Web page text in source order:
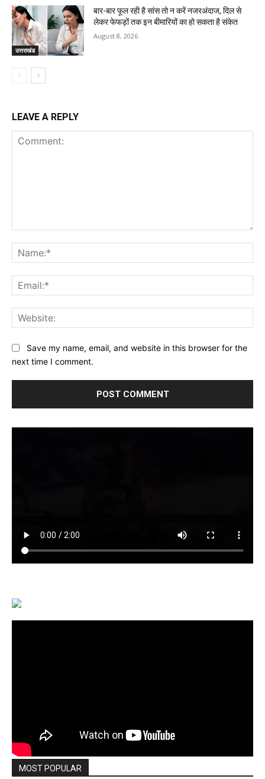
उत्तराखंड
बार-बार फूल रही है सांस तो न करें नजरअंदाज, दिल से
लेकर फेफड़ों तक इन बीमारियों का हो सकता है संकेत
August 8, 2026
LEAVE A REPLY
Save my name, email, and website in this browser for the
next time I comment.
MOST POPULAR